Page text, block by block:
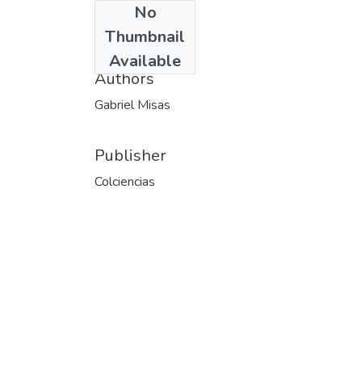
No
Thumbnail
Available
1977
Authors
Gabriel Misas
Publisher
Colciencias